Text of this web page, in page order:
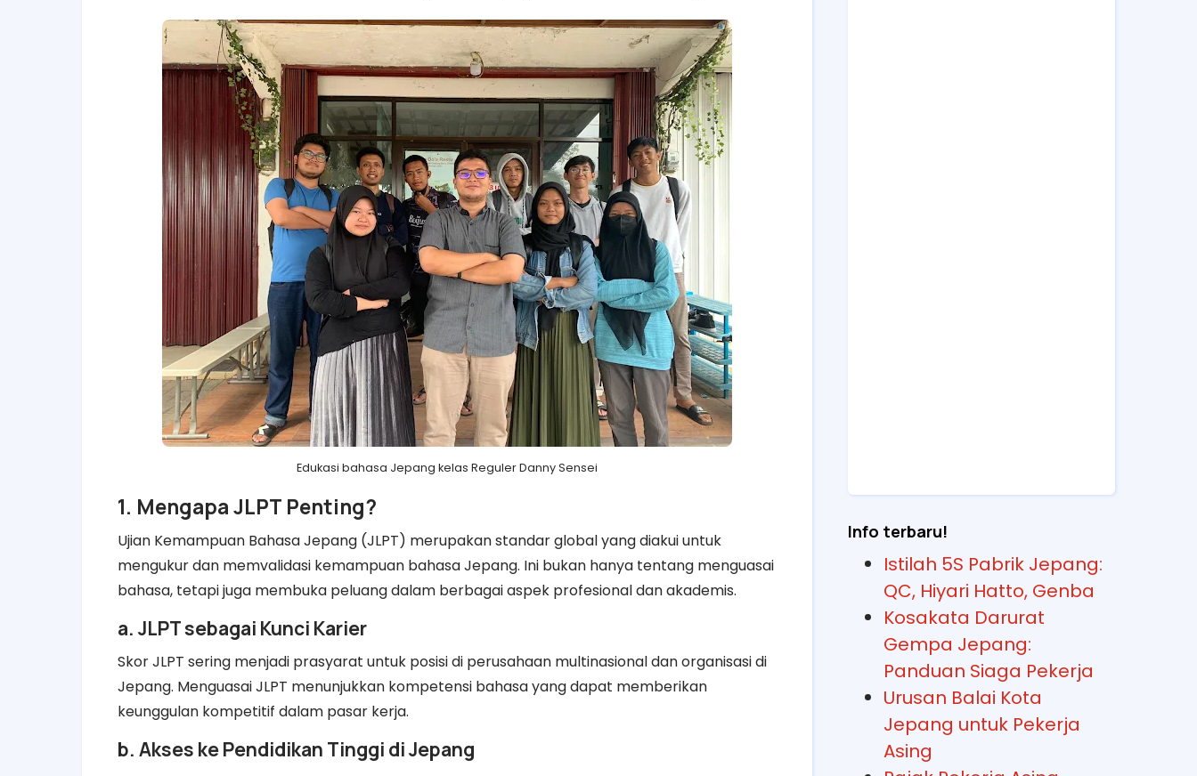
Edukasi bahasa Jepang kelas Reguler Danny Sensei
1. Mengapa JLPT Penting?
Ujian Kemampuan Bahasa Jepang (JLPT) merupakan standar global yang diakui untuk
mengukur dan memvalidasi kemampuan bahasa Jepang. Ini bukan hanya tentang menguasai
bahasa, tetapi juga membuka peluang dalam berbagai aspek profesional dan akademis.
a. JLPT sebagai Kunci Karier
Skor JLPT sering menjadi prasyarat untuk posisi di perusahaan multinasional dan organisasi di
Jepang. Menguasai JLPT menunjukkan kompetensi bahasa yang dapat memberikan
keunggulan kompetitif dalam pasar kerja.
b. Akses ke Pendidikan Tinggi di Jepang
Info terbaru!
Istilah 5S Pabrik Jepang:
QC, Hiyari Hatto, Genba
Kosakata Darurat
Gempa Jepang:
Panduan Siaga Pekerja
Urusan Balai Kota
Jepang untuk Pekerja
Asing